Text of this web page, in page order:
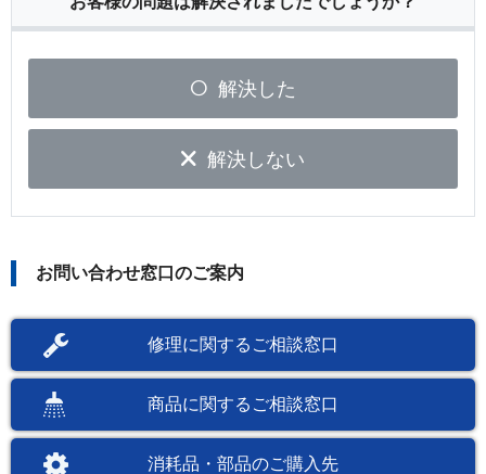
解決した
解決しない
お問い合わせ窓口のご案内
修理に関するご相談窓口
商品に関するご相談窓口
消耗品・部品のご購入先